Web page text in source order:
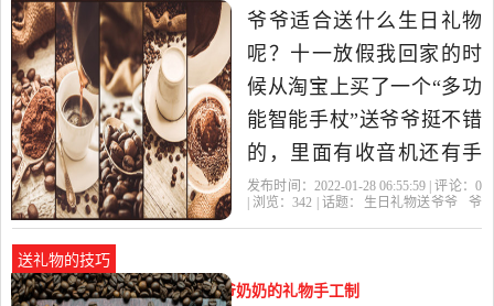
的礼物不如无用的礼物。
建议你不要送实用性太强
的东西，例如衣服、香
水、背包等，除非你对自
爷爷适合送什么生日礼物
呢？十一放假我回家的时
候从淘宝上买了一个“多功
能智能手杖”送爷爷挺不错
的，里面有收音机还有手
电筒,手柄还能有按摩的功
物特别的好，老人没事了
发布时间：2022-01-28 06:55:59 | 评论： 0
| 浏览：342 | 话题： 生日礼物送爷爷
爷
送礼物的技巧
送给爷爷的手工礼物（送给爷爷奶奶的礼物手工制